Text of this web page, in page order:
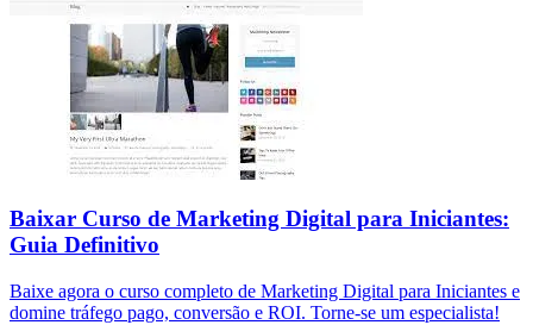
Baixar Curso de Marketing Digital para Iniciantes:
Guia Definitivo
Baixe agora o curso completo de Marketing Digital para Iniciantes e
domine tráfego pago, conversão e ROI. Torne-se um especialista!